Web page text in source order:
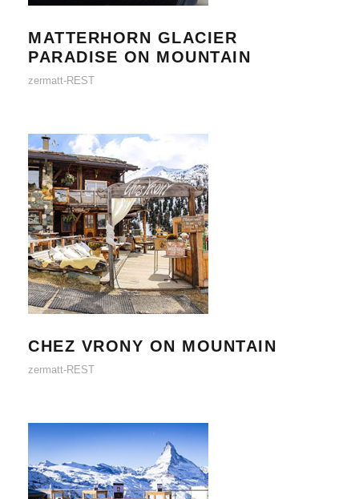
MATTERHORN GLACIER
PARADISE ON MOUNTAIN
zermatt-REST
CHEZ VRONY ON MOUNTAIN
CHEZ VRONY ON MOUNTAIN
zermatt-REST